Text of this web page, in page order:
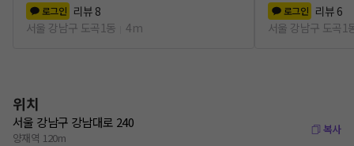
로그인 리뷰 8
서울 강남구 도곡1동
4m
로그인 리뷰 6
서울 강남구 도곡1
위치
서울 강남구 강남대로 240
양재역 120m
복사